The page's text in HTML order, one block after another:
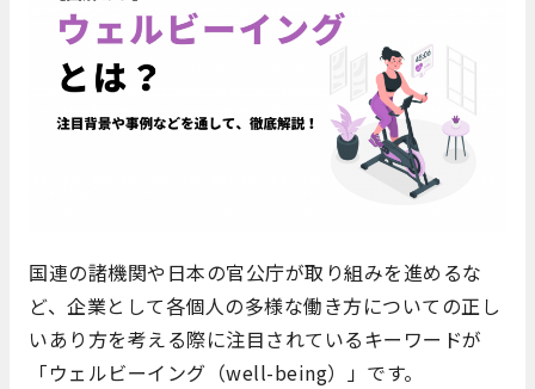
国連の諸機関や日本の官公庁が取り組みを進めるな
ど、企業として各個人の多様な働き方についての正し
いあり方を考える際に注目されているキーワードが
「ウェルビーイング（well-being）」です。